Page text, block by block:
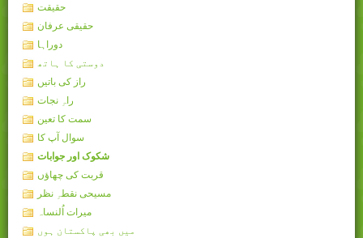
حقیقت
حقیقی عرفان
دوراہا
دوستی کا ہاتھ
راز کی باتیں
راہِ نجات
سمت کا تعین
سوال آپ کا
شکوک اور جوابات
قربت کی چھاؤں
مسیحی نقطہِ نظر
میرات اُلنساہ
میں بھی پاکستان ہوں